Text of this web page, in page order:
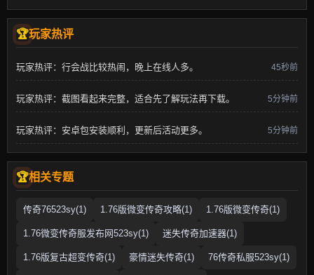
玩家热评
玩家热评：行会战比较热闹，晚上在线人多。 45秒前
玩家热评：截图看起来完整，适合先了解玩法再下载。 5分钟前
玩家热评：安卓包安装顺利，更新后活动更多。 5分钟前
相关专题
传奇76523sy(1) 1.76版微变传奇攻略(1) 1.76版微变传奇(1)
1.76微变传奇服发布网523sy(1) 迷失传奇加速器(1)
1.76版复古超变传奇(1) 豪情迷失传奇(1) 76传奇私服523sy(1)